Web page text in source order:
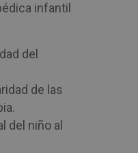
infantil
del
de las
del niño al